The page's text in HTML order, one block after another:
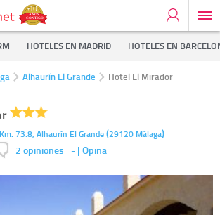
HOTELES EN MADRID HOTELES EN
Alhaurín El Grande Hotel El Mirador
73.8,Alhaurín El Grande(29120 Málaga)
2 opiniones - | Opina